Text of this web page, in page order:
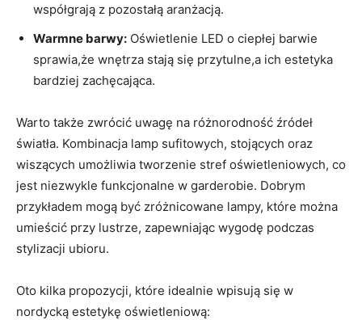
współgrają z pozostałą aranżacją.
Warmne barwy: Oświetlenie LED o ciepłej barwie
sprawia,że wnętrza stają się przytulne,a ich estetyka
bardziej zachęcająca.
Warto także zwrócić uwagę na różnorodność źródeł
światła. Kombinacja lamp sufitowych, stojących oraz
wiszących umożliwia tworzenie stref oświetleniowych, co
jest niezwykle funkcjonalne w garderobie. Dobrym
przykładem mogą być zróżnicowane lampy, które można
umieścić przy lustrze, zapewniając wygodę podczas
stylizacji ubioru.
Oto kilka propozycji, które idealnie wpisują się w
nordycką estetykę oświetleniową: